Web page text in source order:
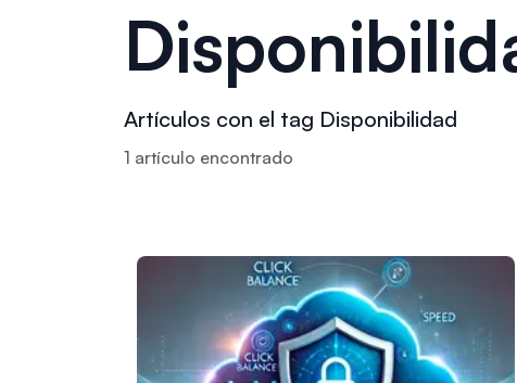
Artículos con el tag Disponibilidad
1 artículo encontrado